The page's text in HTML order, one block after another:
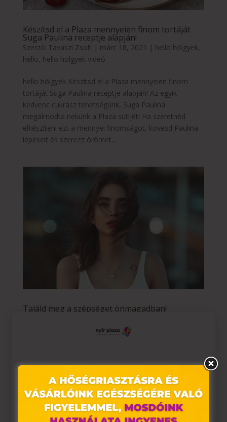
Készítsd el a Plaza mennyeien finom tortáját
Suga Paulina receptje alapján!
Szerző: Tavaszi Zsolt | márc 18, 2021 | hello hölgyek,
hello, hello hölgyek videó
hello hölgyek Készítsd el a Plaza mennyeien finom
tortáját Suga Paulina receptje alapján! Az egyik
kedvenc cukrász tehetségünk, Suga Paulina
megálmodta nekünk a Plaza sütijét! Ha szeretnéd
elkészíteni ezt a mennyei finomságot, kövesd Paulina
lépéseit és szerezz örömet...
Találd meg a szépséget önmagadban!
szépség sokféle lehet. Mindenkinek más az ideálja,
azonban egy biztos: a szépség nem csak külcsín,
hanem belbecs is. Ha belül szépnek látjuk magunk,
akkor lehetünk kívülről is igazán azok. Hiszen a
boldogság, az...
Ez az oldal sütiket használ
Weboldalunkon „cookie"-kat (továbbiakban „süti")
alkalmazunk. Ezek olyan fájlok, melyek információt
tárolnak webes böngészőjében. Ehhez az Ön